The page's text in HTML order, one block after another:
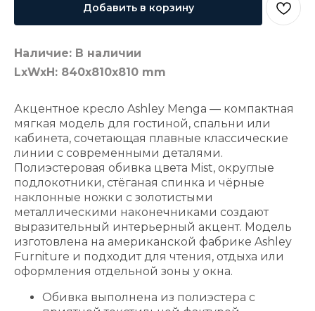
Добавить в корзину
Наличие: В наличии
LxWxH: 840x810x810 mm
Акцентное кресло Ashley Menga — компактная
мягкая модель для гостиной, спальни или
кабинета, сочетающая плавные классические
линии с современными деталями.
Полиэстеровая обивка цвета Mist, округлые
подлокотники, стёганая спинка и чёрные
наклонные ножки с золотистыми
металлическими наконечниками создают
выразительный интерьерный акцент. Модель
изготовлена на американской фабрике Ashley
Furniture и подходит для чтения, отдыха или
оформления отдельной зоны у окна.
Обивка выполнена из полиэстера с